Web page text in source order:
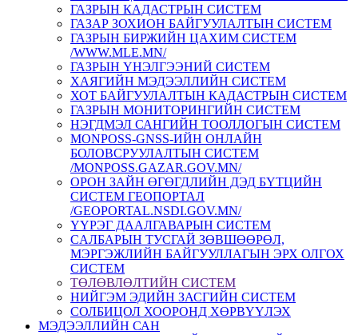
ГАЗРЫН КАДАСТРЫН СИСТЕМ
ГАЗАР ЗОХИОН БАЙГУУЛАЛТЫН СИСТЕМ
ГАЗРЫН БИРЖИЙН ЦАХИМ СИСТЕМ
/WWW.MLE.MN/
ГАЗРЫН ҮНЭЛГЭЭНИЙ СИСТЕМ
ХАЯГИЙН МЭДЭЭЛЛИЙН СИСТЕМ
ХОТ БАЙГУУЛАЛТЫН КАДАСТРЫН СИСТЕМ
ГАЗРЫН МОНИТОРИНГИЙН СИСТЕМ
НЭГДМЭЛ САНГИЙН ТООЛЛОГЫН СИСТЕМ
MONPOSS-GNSS-ИЙН ОНЛАЙН
БОЛОВСРУУЛАЛТЫН СИСТЕМ
/MONPOSS.GAZAR.GOV.MN/
ОРОН ЗАЙН ӨГӨГДЛИЙН ДЭД БҮТЦИЙН
СИСТЕМ ГЕОПОРТАЛ
/GEOPORTAL.NSDI.GOV.MN/
ҮҮРЭГ ДААЛГАВАРЫН СИСТЕМ
CАЛБАРЫН ТУСГАЙ ЗӨВШӨӨРӨЛ,
МЭРГЭЖЛИЙН БАЙГУУЛЛАГЫН ЭРХ ОЛГОХ
СИСТЕМ
ТӨЛӨВЛӨЛТИЙН СИСТЕМ
НИЙГЭМ ЭДИЙН ЗАСГИЙН СИСТЕМ
СОЛБИЦОЛ ХООРОНД ХӨРВҮҮЛЭХ
МЭДЭЭЛЛИЙН САН